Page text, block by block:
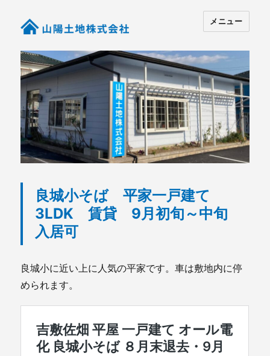
メニュー
良城小そば 平家一戸建て
3LDK 賃貸 9月初旬～中旬
入居可
良城小に近い上に人気の平家です。車は敷地内に停
められます。